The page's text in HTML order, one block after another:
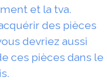
et la tva.
des pièces
devriez aussi
ces pièces dans le